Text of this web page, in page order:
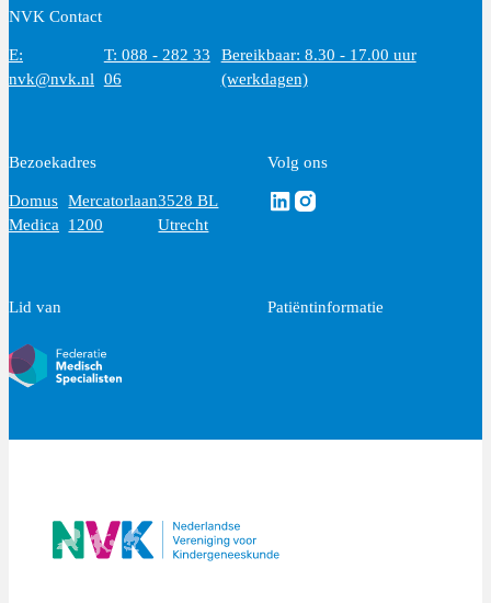
NVK Contact
E:
nvk@nvk.nl
T: 088 - 282 33
06
Bereikbaar: 8.30 - 17.00 uur
(werkdagen)
Bezoekadres
Domus
Medica
Mercatorlaan
1200
3528 BL
Utrecht
Volg ons
Volg ons via Linkedin
Volg ons via Instagram
Lid van Patiëntinformatie